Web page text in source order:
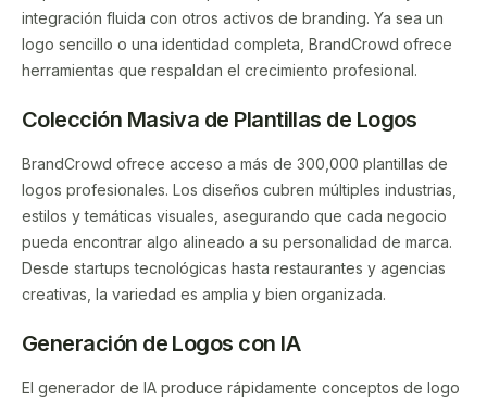
integración fluida con otros activos de branding. Ya sea un
logo sencillo o una identidad completa, BrandCrowd ofrece
herramientas que respaldan el crecimiento profesional.
Colección Masiva de Plantillas de Logos
BrandCrowd ofrece acceso a más de 300,000 plantillas de
logos profesionales. Los diseños cubren múltiples industrias,
estilos y temáticas visuales, asegurando que cada negocio
pueda encontrar algo alineado a su personalidad de marca.
Desde startups tecnológicas hasta restaurantes y agencias
creativas, la variedad es amplia y bien organizada.
Generación de Logos con IA
El generador de IA produce rápidamente conceptos de logo